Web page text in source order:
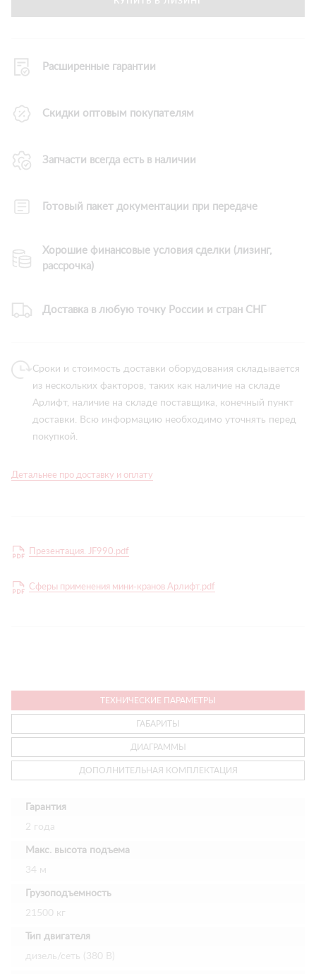
Расширенные гарантии
Скидки оптовым покупателям
Запчасти всегда есть в наличии
Готовый пакет документации при передаче
Хорошие финансовые условия сделки (лизинг,
рассрочка)
Доставка в любую точку России и стран СНГ
Сроки и стоимость доставки оборудования складывается
из нескольких факторов, таких как наличие на складе
Арлифт, наличие на складе поставщика, конечный пункт
доставки. Всю информацию необходимо уточнять перед
покупкой.
Детальнее про доставку и оплату
Презентация. JF990.pdf
Сферы применения мини-кранов Арлифт.pdf
ТЕХНИЧЕСКИЕ ПАРАМЕТРЫ
ГАБАРИТЫ
ДИАГРАММЫ
ДОПОЛНИТЕЛЬНАЯ КОМПЛЕКТАЦИЯ
Гарантия
2 года
Макс. высота подъема
34 м
Грузоподъемность
21500 кг
Тип двигателя
дизель/сеть (380 В)